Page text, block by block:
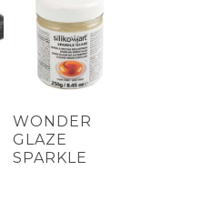
WONDER
GLAZE
SPARKLE